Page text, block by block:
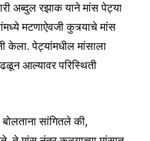
अब्दुल रझाक याने मांस पेट्या
मटणाऐवजी कुत्र्याचे मांस
केला. पेट्यांमधील मांसाला
आल्यावर परिस्थिती
सांगितले की,